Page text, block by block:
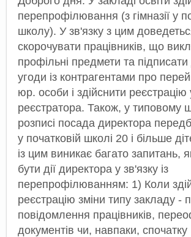
перепрофілювання (з гімназії у
школу). У зв'язку з цим
скорочувати працівників, що
профільні предмети та підписати
угоди із контрагентами про
юр. особи і здійснити реєстрацію
реєстратора. Також, у типовому
розписі посада директора
у початковій школі 20 і більше
із цим виникає багато запитань,
бути дії директора у зв'язку із
перепрофілюванням: 1) Коли
реєстрацію зміни типу закладу -
повідомлення працівників,
документів чи, навпаки, спочатку